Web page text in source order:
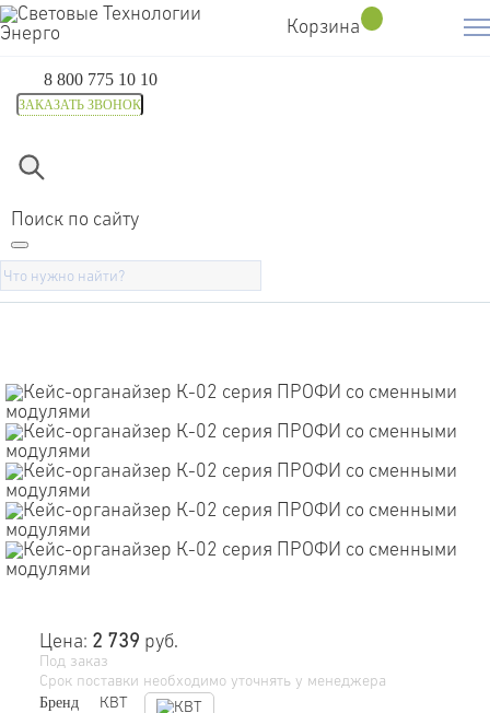
Корзина
8 800 775 10 10
ЗАКАЗАТЬ ЗВОНОК
Поиск по сайту
Главная
Кейс-органайзер К-02 серия
ПРОФИ со сменными модулями
Цена: 2 739 руб.
Под заказ
Срок поставки необходимо уточнять у менеджера
Бренд КВТ